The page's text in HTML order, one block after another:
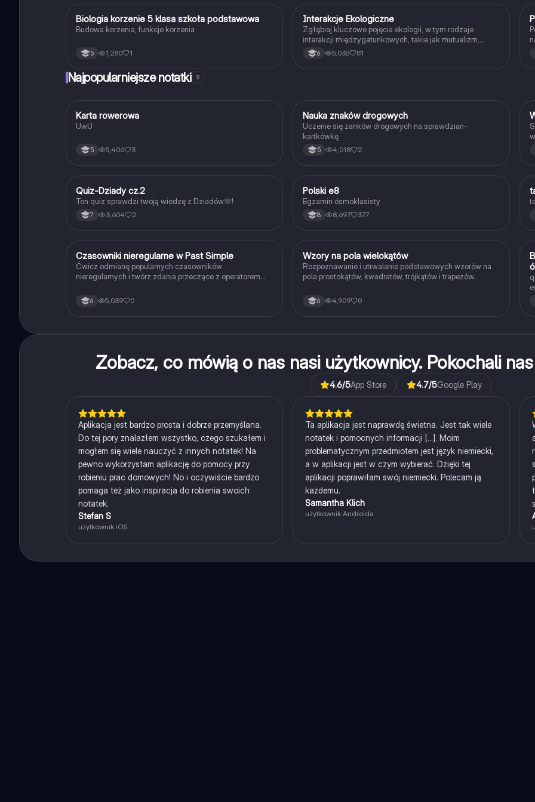
BBiologia
Biologia korzenie 5 klasa szkoła podstawowa
Budowa korzenia, funkcje korzenia
5 1,280 1
Biologia
Interakcje Ekologiczne
Zgłębiaj kluczowe pojęcia ekologii, w tym rodzaje
interakcji międzygatunkowych, takie jak mutualizm,
komensalizm, drapieżnictwo i pasożytnictwo. Dowiedz
się o strukturze populacji, ekosystemach oraz
6 5,035 81
Najpopularniejsze notatki 9
KTechnika
Karta rowerowa
UwU
5 5,406 3
NTechnika
Nauka znaków drogowych
Uczenie się zanków drogowych na sprawdzian-
kartkówkę
5 4,018 2
QJęzyk polski
Quiz-Dziady cz.2
Ten quiz sprawdzi twoją wiedzę z Dziadów🫶!
7 3,604 2
Język polski
Polski e8
Egzamin ósmoklasisty
8 8,697 377
CJęzyk angielski
Czasowniki nieregularne w Past Simple
Ćwicz odmianę popularnych czasowników
nieregularnych i twórz zdania przeczące z operatorem
6 5,039 0
WMatematyka
Wzory na pola wielokątów
Rozpoznawanie i utrwalanie podstawowych wzorów na
pola prostokątów, kwadratów, trójkątów i trapezów.
6 4,909 0
Zobacz, co mówią o nas nasi użytkownicy. Pokochali
4.6/5App Store 4.7/5Google Play
Aplikacja jest bardzo prosta i dobrze przemyślana.
Do tej pory znalazłem wszystko, czego szukałem i
mogłem się wiele nauczyć z innych notatek! Na
pewno wykorzystam aplikację do pomocy przy
robieniu prac domowych! No i oczywiście bardzo
pomaga też jako inspiracja do robienia swoich
notatek.
Stefan S
użytkownik iOS
Ta aplikacja jest naprawdę świetna. Jest tak wiele
notatek i pomocnych informacji [...]. Moim
problematycznym przedmiotem jest język niemiecki,
a w aplikacji jest w czym wybierać. Dzięki tej
aplikacji poprawiłam swój niemiecki. Polecam ją
każdemu.
Samantha Klich
użytkownik Androida